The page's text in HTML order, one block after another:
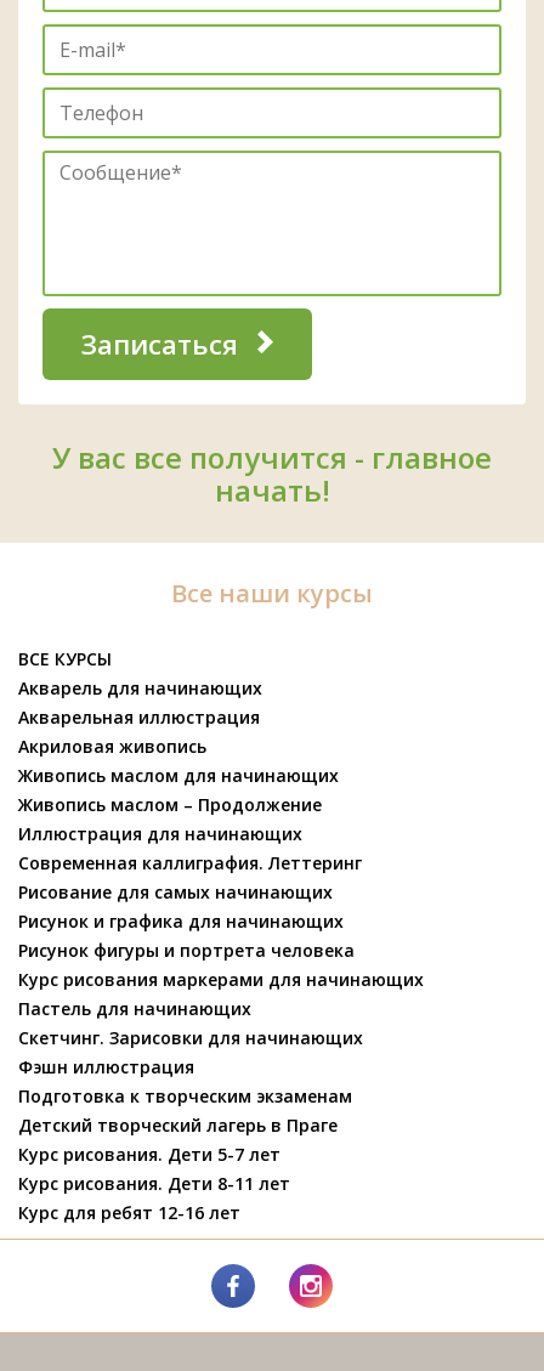
Записаться
У вас все получится - главное
начать!
Все наши курсы
ВСЕ КУРСЫ
Акварель для начинающих
Акварельная иллюстрация
Акриловая живопись
Живопись маслом для начинающих
Живопись маслом – Продолжение
Иллюстрация для начинающих
Современная каллиграфия. Леттеринг
Рисование для самых начинающих
Рисунок и графика для начинающих
Рисунок фигуры и портрета человека
Курс рисования маркерами для начинающих
Пастель для начинающих
Скетчинг. Зарисовки для начинающих
Фэшн иллюстрация
Подготовка к творческим экзаменам
Детский творческий лагерь в Праге
Курс рисования. Дети 5-7 лет
Курс рисования. Дети 8-11 лет
Курс для ребят 12-16 лет